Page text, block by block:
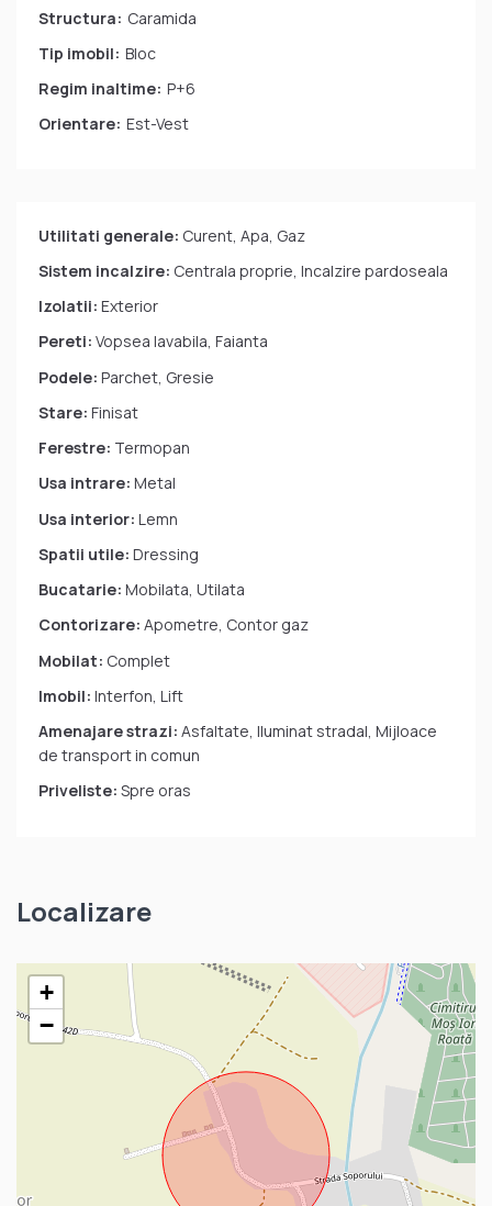
Structura: Caramida
Tip imobil: Bloc
Regim inaltime: P+6
Orientare: Est-Vest
Utilitati generale: Curent, Apa, Gaz
Sistem incalzire: Centrala proprie, Incalzire pardoseala
Izolatii: Exterior
Pereti: Vopsea lavabila, Faianta
Podele: Parchet, Gresie
Stare: Finisat
Ferestre: Termopan
Usa intrare: Metal
Usa interior: Lemn
Spatii utile: Dressing
Bucatarie: Mobilata, Utilata
Contorizare: Apometre, Contor gaz
Mobilat: Complet
Imobil: Interfon, Lift
Amenajare strazi: Asfaltate, Iluminat stradal, Mijloace
de transport in comun
Priveliste: Spre oras
Localizare
+
−